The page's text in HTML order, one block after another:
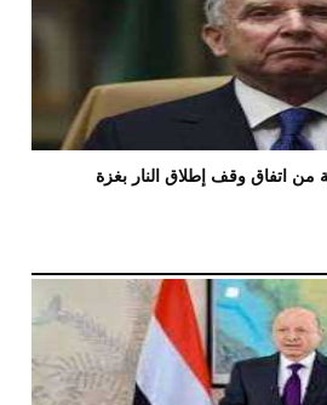
من اتفاق وقف إطلاق النار بغزة